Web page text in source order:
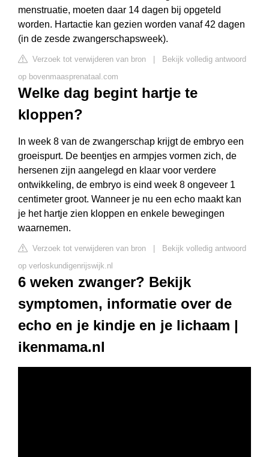
menstruatie, moeten daar 14 dagen bij opgeteld
worden. Hartactie kan gezien worden vanaf 42 dagen
(in de zesde zwangerschapsweek).
Verzoek tot verwijderen van bron
Bekijk volledig antwoord
op bovenmaasprenataal.com
Welke dag begint hartje te
kloppen?
In week 8 van de zwangerschap krijgt de embryo een
groeispurt. De beentjes en armpjes vormen zich, de
hersenen zijn aangelegd en klaar voor verdere
ontwikkeling, de embryo is eind week 8 ongeveer 1
centimeter groot. Wanneer je nu een echo maakt kan
je het hartje zien kloppen en enkele bewegingen
waarnemen.
Verzoek tot verwijderen van bron
Bekijk volledig antwoord
op verloskundigenrijswijk.nl
6 weken zwanger? Bekijk
symptomen, informatie over de
echo en je kindje en je lichaam |
ikenmama.nl